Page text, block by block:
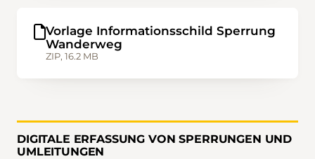
Vorlage Informationsschild Sperrung
Wanderweg
ZIP, 16.2 MB
DIGITALE ERFASSUNG VON SPERRUNGEN UND
UMLEITUNGEN